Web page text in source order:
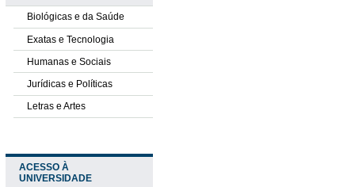
Biológicas e da Saúde
Exatas e Tecnologia
Humanas e Sociais
Jurídicas e Políticas
Letras e Artes
ACESSO À
UNIVERSIDADE